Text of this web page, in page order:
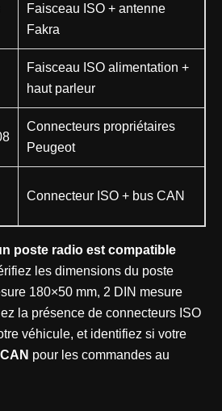
Faisceau ISO + antenne
Fakra
Faisceau ISO alimentation +
haut parleur
Connecteurs propriétaires
Peugeot
Connecteur ISO + bus CAN
poste radio est compatible
les dimensions du poste
180×50 mm, 2 DIN mesure
la présence de connecteurs ISO
véhicule, et identifiez si votre
pour les commandes au